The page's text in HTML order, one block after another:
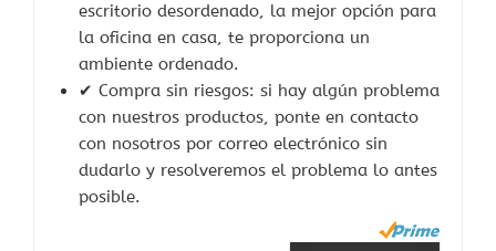
escritorio desordenado, la mejor opción para
la oficina en casa, te proporciona un
ambiente ordenado.
✔ Compra sin riesgos: si hay algún problema
con nuestros productos, ponte en contacto
con nosotros por correo electrónico sin
dudarlo y resolveremos el problema lo antes
posible.